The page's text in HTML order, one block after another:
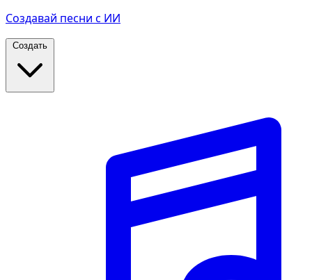
Создавай песни с ИИ
Создать